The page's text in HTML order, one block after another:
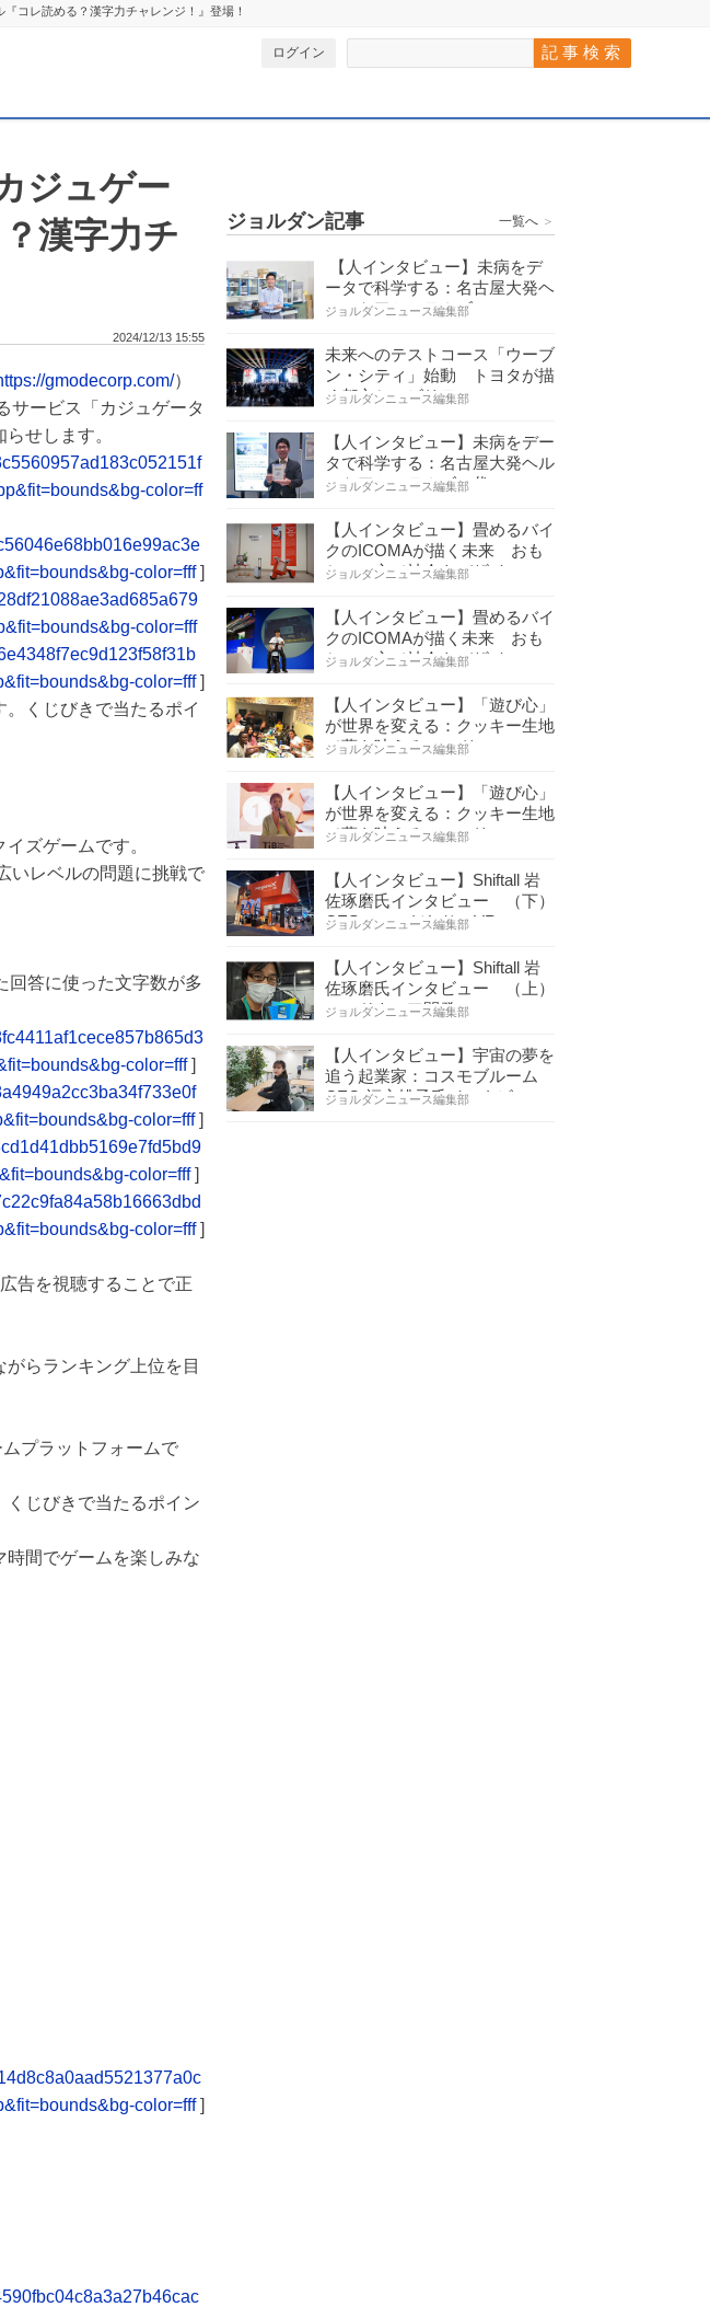
コレ読める？漢字力チャレンジ！』登場！
ログイン
ジュゲー
漢字力チ
2024/12/13 15:55
gmodecorp.com/）
サービス「カジュゲータ
せします。
color=ff
color=fff]
color=fff
color=fff]
。くじびきで当たるポイ
ズゲームです。
いレベルの問題に挑戦で
回答に使った文字数が多
color=fff]
color=fff]
color=fff]
color=fff]
告を視聴することで正
らランキング上位を目
プラットフォームで
じびきで当たるポイン
間でゲームを楽しみな
color=fff]
ジョルダン記事 一覧へ ＞
【人インタビュー】未病をデ
ータで科学する：名古屋大発ヘ
ルスケアシステムズの…
ジョルダンニュース編集部
未来へのテストコース「ウーブ
ン・シティ」始動 トヨタが描
く都市とモビリティの…
ジョルダンニュース編集部
【人インタビュー】未病をデー
タで科学する：名古屋大発ヘル
スケアシステムズの代…
ジョルダンニュース編集部
【人インタビュー】畳めるバイ
クのICOMAが描く未来 おも
ちゃの心で社会をデザイ…
ジョルダンニュース編集部
【人インタビュー】畳めるバイ
クのICOMAが描く未来 おも
ちゃの心で社会をデザイ…
ジョルダンニュース編集部
【人インタビュー】「遊び心」
が世界を変える：クッキー生地
で夢を叶える コロリ…
ジョルダンニュース編集部
【人インタビュー】「遊び心」
が世界を変える：クッキー生地
で夢を叶える コロリ…
ジョルダンニュース編集部
【人インタビュー】Shiftall 岩
佐琢磨氏インタビュー （下）
CESへのこだわり VR…
ジョルダンニュース編集部
【人インタビュー】Shiftall 岩
佐琢磨氏インタビュー （上）
ハードウェア開発へ…
ジョルダンニュース編集部
【人インタビュー】宇宙の夢を
追う起業家：コスモブルーム
CEO 福永桃子氏インタビ…
ジョルダンニュース編集部